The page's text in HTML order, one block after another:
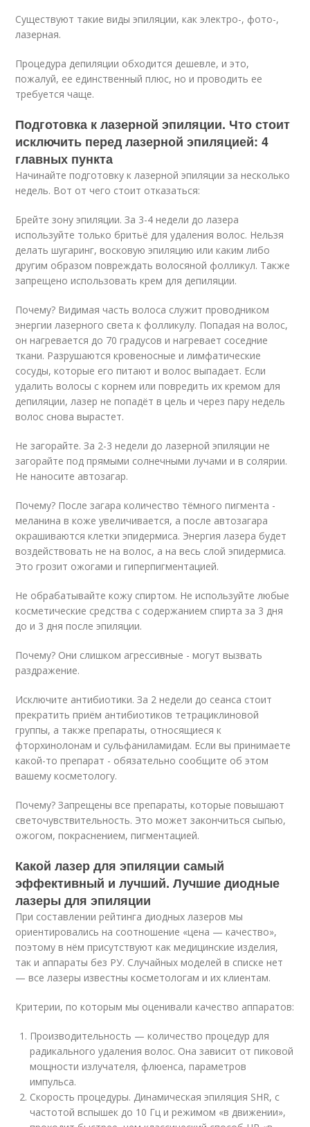
Существуют такие виды эпиляции, как электро-, фото-,
лазерная.
Процедура депиляции обходится дешевле, и это,
пожалуй, ее единственный плюс, но и проводить ее
требуется чаще.
Подготовка к лазерной эпиляции. Что стоит
исключить перед лазерной эпиляцией: 4
главных пункта
Начинайте подготовку к лазерной эпиляции за несколько
недель. Вот от чего стоит отказаться:
Брейте зону эпиляции. За 3-4 недели до лазера
используйте только бритьё для удаления волос. Нельзя
делать шугаринг, восковую эпиляцию или каким либо
другим образом повреждать волосяной фолликул. Также
запрещено использовать крем для депиляции.
Почему? Видимая часть волоса служит проводником
энергии лазерного света к фолликулу. Попадая на волос,
он нагревается до 70 градусов и нагревает соседние
ткани. Разрушаются кровеносные и лимфатические
сосуды, которые его питают и волос выпадает. Если
удалить волосы с корнем или повредить их кремом для
депиляции, лазер не попадёт в цель и через пару недель
волос снова вырастет.
Не загорайте. За 2-3 недели до лазерной эпиляции не
загорайте под прямыми солнечными лучами и в солярии.
Не наносите автозагар.
Почему? После загара количество тёмного пигмента -
меланина в коже увеличивается, а после автозагара
окрашиваются клетки эпидермиса. Энергия лазера будет
воздействовать не на волос, а на весь слой эпидермиса.
Это грозит ожогами и гиперпигментацией.
Не обрабатывайте кожу спиртом. Не используйте любые
косметические средства с содержанием спирта за 3 дня
до и 3 дня после эпиляции.
Почему? Они слишком агрессивные - могут вызвать
раздражение.
Исключите антибиотики. За 2 недели до сеанса стоит
прекратить приём антибиотиков тетрациклиновой
группы, а также препараты, относящиеся к
фторхинолонам и сульфаниламидам. Если вы принимаете
какой-то препарат - обязательно сообщите об этом
вашему косметологу.
Почему? Запрещены все препараты, которые повышают
светочувствительность. Это может закончиться сыпью,
ожогом, покраснением, пигментацией.
Какой лазер для эпиляции самый
эффективный и лучший. Лучшие диодные
лазеры для эпиляции
При составлении рейтинга диодных лазеров мы
ориентировались на соотношение «цена — качество»,
поэтому в нём присутствуют как медицинские изделия,
так и аппараты без РУ. Случайных моделей в списке нет
— все лазеры известны косметологам и их клиентам.
Критерии, по которым мы оценивали качество аппаратов:
Производительность — количество процедур для
радикального удаления волос. Она зависит от пиковой
мощности излучателя, флюенса, параметров
импульса.
Скорость процедуры. Динамическая эпиляция SHR, с
частотой вспышек до 10 Гц и режимом «в движении»,